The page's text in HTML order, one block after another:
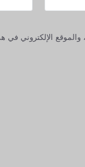
الإلكتروني في